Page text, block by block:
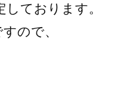
ております。
ので、